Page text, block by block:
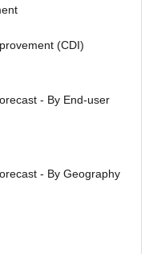
(CDI)
- By End-user
- By Geography